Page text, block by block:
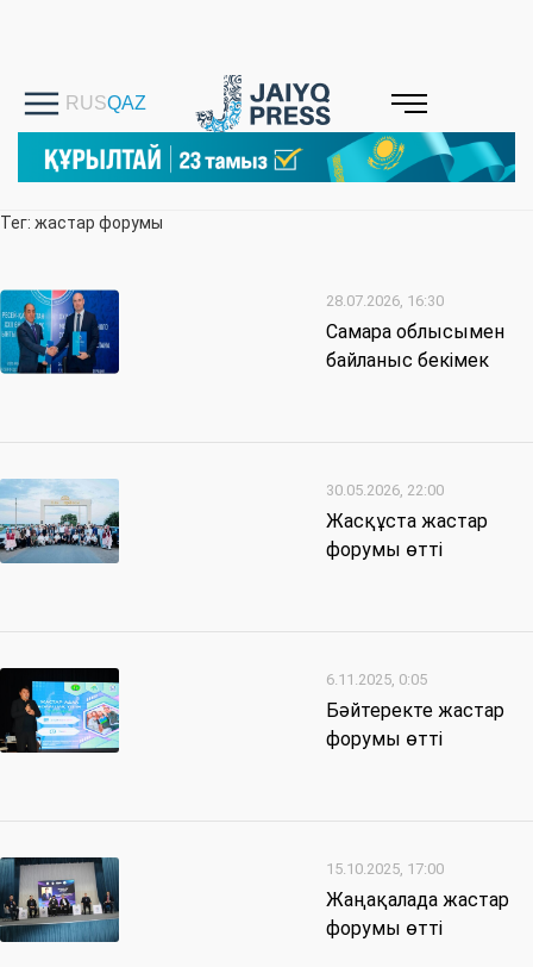
Тег: жастар форумы
28.07.2026, 16:30
Самара облысымен
байланыс бекімек
30.05.2026, 22:00
Жасқұста жастар
форумы өтті
6.11.2025, 0:05
Бәйтеректе жастар
форумы өтті
15.10.2025, 17:00
Жаңақалада жастар
форумы өтті